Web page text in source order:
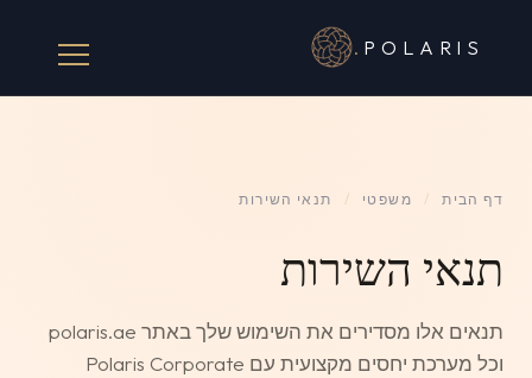
POLARIS
.
דף הבית / משפטי / תנאי השירות
תנאי השירות
תנאים אלו מסדירים את השימוש שלך באתר polaris.ae
וכל מערכת יחסים מקצועית עם Polaris Corporate